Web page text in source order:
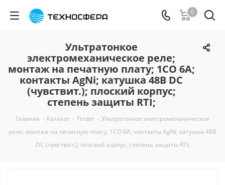
0
Ультратонкое
электромеханическое реле;
монтаж на печатную плату; 1CO 6A;
контакты AgNi; катушка 48В DC
(чувствит.); плоский корпус;
степень защиты RTI;
Главная - Каталог - Finder - Ультратонкое электромеханическое
реле; монтаж на печатную плату; 1CO 6A; контакты AgNi; катушка 48В
DC (чувствит.); плоский корпус; степень защиты RTI;